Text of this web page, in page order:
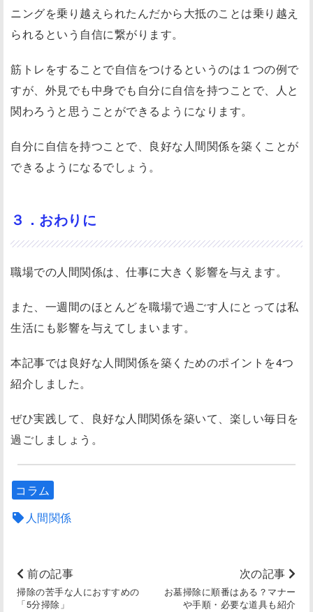
ニングを乗り越えられたんだから大抵のことは乗り越え
られるという自信に繋がります。
筋トレをすることで自信をつけるというのは１つの例で
すが、外見でも中身でも自分に自信を持つことで、人と
関わろうと思うことができるようになります。
自分に自信を持つことで、良好な人間関係を築くことが
できるようになるでしょう。
３．おわりに
職場での人間関係は、仕事に大きく影響を与えます。
また、一週間のほとんどを職場で過ごす人にとっては私
生活にも影響を与えてしまいます。
本記事では良好な人間関係を築くためのポイントを4つ
紹介しました。
ぜひ実践して、良好な人間関係を築いて、楽しい毎日を
過ごしましょう。
コラム
人間関係
前の記事
掃除の苦手な人におすすめの
「5分掃除」
次の記事
お墓掃除に順番はある？マナー
や手順・必要な道具も紹介